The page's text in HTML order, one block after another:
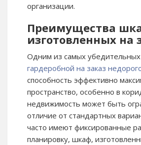
организации.
Преимущества
изготовленных на
Одним из самых
гардеробной на заказ
способность эффективно
пространство, особенно в
недвижимость может быть
отличие от стандартных
часто имеют фиксированные
планировку, шкаф,